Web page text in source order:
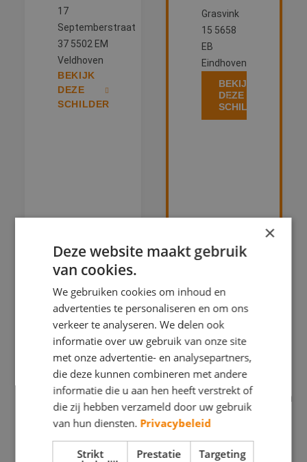
17
Septemberstraat
37 5502 EM
Veldhoven
BEKIJK
DEZE
SCHILDER
Grasvink
15 5658
EB
Eindhoven
BEKIJK
DEZE
SCHILDER
Marco
Schriks
Schilderwerken
Wespa
Schilderwerken
BEHANGWERK
BINNENWERK
×
Deze website maakt gebruik
van cookies.
We gebruiken cookies om inhoud en
advertenties te personaliseren en om ons
verkeer te analyseren. We delen ook
informatie over uw gebruik van onze site
met onze advertentie- en analysepartners,
die deze kunnen combineren met andere
informatie die u aan hen heeft verstrekt of
die zij hebben verzameld door uw gebruik
van hun diensten. Privacybeleid
Strikt
Prestatie Targeting